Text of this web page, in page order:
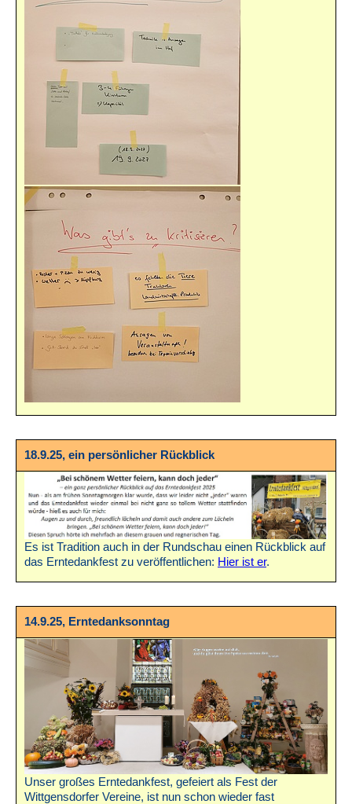
18.9.25, ein persönlicher Rückblick
Es ist Tradition auch in der Rundschau einen Rückblick auf
das Erntedankfest zu veröffentlichen: Hier ist er.
14.9.25, Erntedanksonntag
Unser großes Erntedankfest, gefeiert als Fest der
Wittgensdorfer Vereine, ist nun schon wieder fast